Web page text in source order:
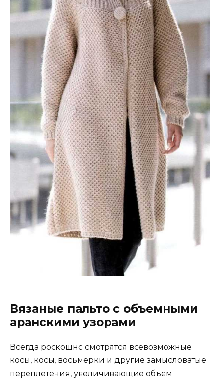
Вязаные пальто с объемными
аранскими узорами
Всегда роскошно смотрятся всевозможные
косы, косы, восьмерки и другие замысловатые
переплетения, увеличивающие объем